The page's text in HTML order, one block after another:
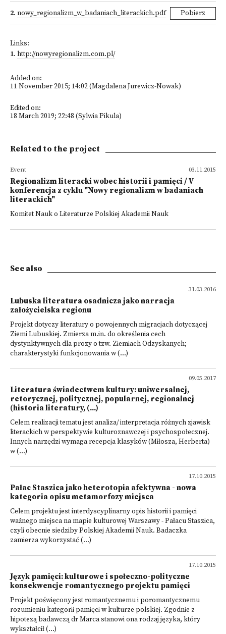
2. nowy_regionalizm_w_badaniach_literackich.pdf Pobierz
Links:
1. http://nowyregionalizm.com.pl/
Added on:
11 November 2015; 14:02 (Magdalena Jurewicz-Nowak)
Edited on:
18 March 2019; 22:48 (Sylwia Pikula)
Related to the project
03.11.2015
Event
Regionalizm literacki wobec historii i pamięci / V
konferencja z cyklu "Nowy regionalizm w badaniach
literackich"
Komitet Nauk o Literaturze Polskiej Akademii Nauk
See also
31.03.2016
Lubuska literatura osadnicza jako narracja
założycielska regionu
Projekt dotyczy literatury o powojennych migracjach dotyczącej
Ziemi Lubuskiej. Zmierza m.in. do określenia cech
dystynktywnych dla prozy o tzw. Ziemiach Odzyskanych;
charakterystyki funkcjonowania w (...)
09.05.2017
Literatura świadectwem kultury: uniwersalnej,
retorycznej, politycznej, popularnej, regionalnej
(historia literatury, (...)
Celem realizacji tematu jest analiza/ interpretacja różnych zjawisk
literackich w perspektywie kulturoznawczej i psychospołecznej.
Innych narzędzi wymaga recepcja klasyków (Miłosza, Herberta)
w (...)
17.10.2015
Pałac Staszica jako heterotopia afektywna - nowa
kategoria opisu metamorfozy miejsca
Celem projektu jest interdyscyplinarny opis historii i pamięci
ważnego miejsca na mapie kulturowej Warszawy - Pałacu Staszica,
czyli obecnie siedziby Polskiej Akademii Nauk. Badaczka
zamierza wykorzystać (...)
17.10.2015
Język pamięci: kulturowe i społeczno-polityczne
konsekwencje romantycznego projektu pamięci
Projekt poświęcony jest romantycznemu i poromantycznemu
rozumieniu kategorii pamięci w kulturze polskiej. Zgodnie z
hipotezą badawczą dr Marca stanowi ona rodzaj języka, który
wykształcił (...)